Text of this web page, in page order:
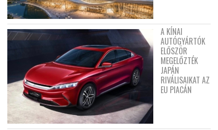
A KÍNAI
AUTÓGYÁRTÓK
ELŐSZÖR
MEGELŐZTÉK
JAPÁN
RIVÁLISAIKAT AZ
EU PIACÁN